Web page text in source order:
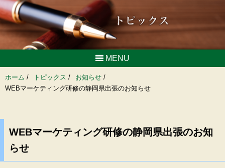
MENU
ホーム / トピックス / お知らせ /
WEBマーケティング研修の静岡県出張のお知らせ
WEBマーケティング研修の静岡県出張のお知
らせ